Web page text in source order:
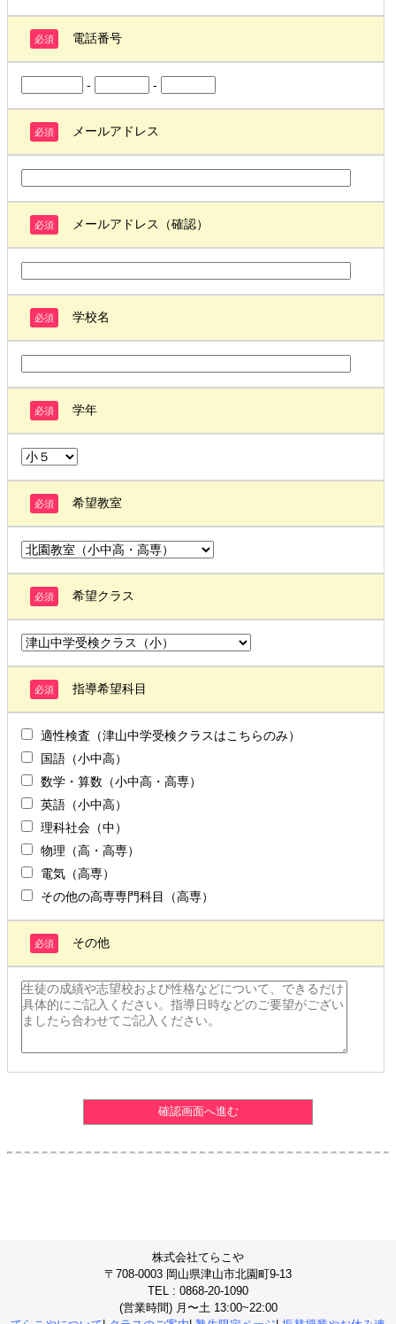
必須 電話番号
- -
必須 メールアドレス
必須 メールアドレス（確認）
必須 学校名
必須 学年
必須 希望教室
必須 希望クラス
必須 指導希望科目
適性検査（津山中学受検クラスはこちらのみ）
国語（小中高）
数学・算数（小中高・高専）
英語（小中高）
理科社会（中）
物理（高・高専）
電気（高専）
その他の高専専門科目（高専）
必須 その他
株式会社てらこや
〒708-0003 岡山県津山市北園町9-13
TEL : 0868-20-1090
(営業時間) 月〜土 13:00~22:00